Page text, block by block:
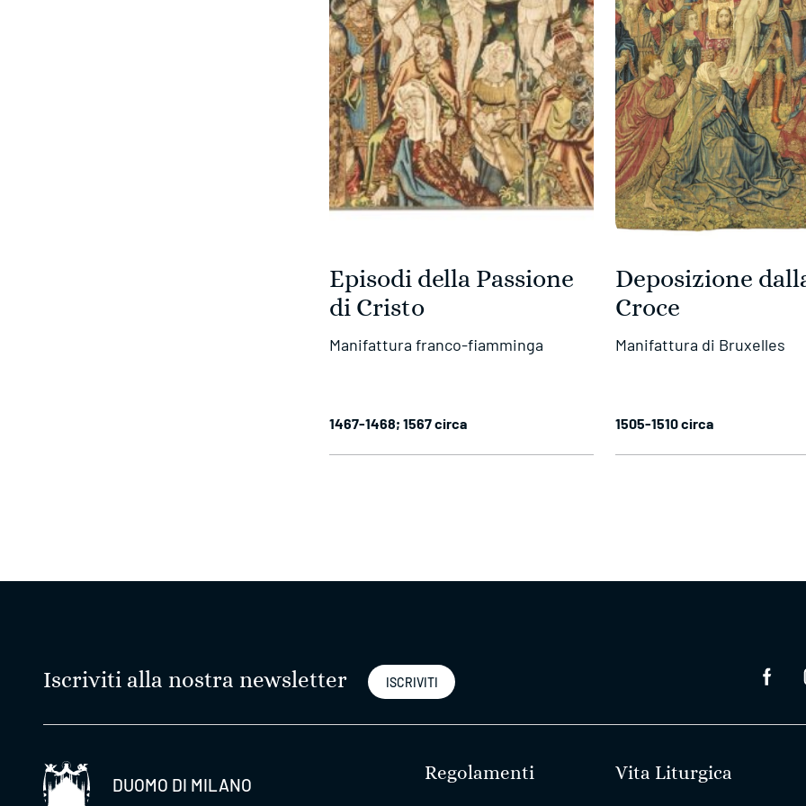
Episodi della Passione
di Cristo
Manifattura franco-fiamminga
1467-1468; 1567 circa
Deposizione
Croce
Manifattura di Bruxelles
1505-1510 circa
Iscriviti alla nostra newsletter ISCRIVITI
DUOMO DI MILANO
Regolamenti Vita Liturgica